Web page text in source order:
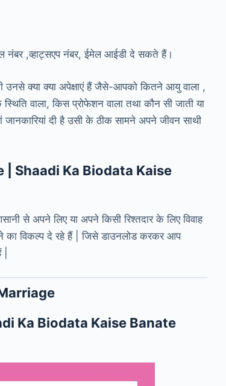
,व्हाट्सएप नंबर, ईमेल आईडी दे सकते हैं।
क्या क्या अपेक्षाएं हैं जैसे-आपको कितने आयु वाला ,
स्थिति वाला, किस प्रोफेशन वाला तथा कौन सी जाती या
जानकारियां दी है उसी के ठीक सामने अपने जीवन साथी
| Shaadi Ka Biodata Kaise
से अपने लिए या अपने किसी रिश्तदार के लिए विवाह
का विकल्प दे रहे हैं | जिसे डाउनलोड करकर आप
Ka Biodata Kaise Banate